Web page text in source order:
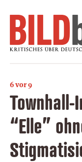
6 vor 9
“Elle”